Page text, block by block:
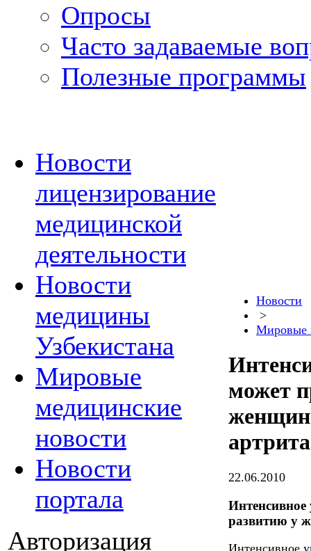
Опросы
Часто задаваемые
Полезные программы
Новости
лицензирование
медицинской
деятельности
Новости
медицины
Узбекистана
Мировые
медицинские
новости
Новости
портала
Авторизация
Новости
>
Мировые
может
женщин
артрита
22.06.2010
Интенсивное
развитию у